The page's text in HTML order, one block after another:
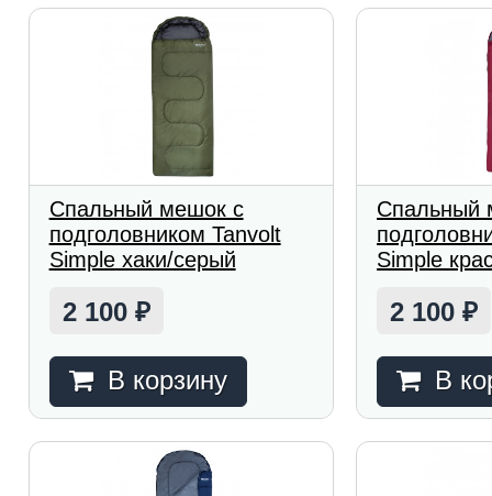
Спальный мешок с
подголовником Tanvolt
Simple хаки/серый
2 100 ₽
В корзину
Спальный
Simple
2 100₽
В